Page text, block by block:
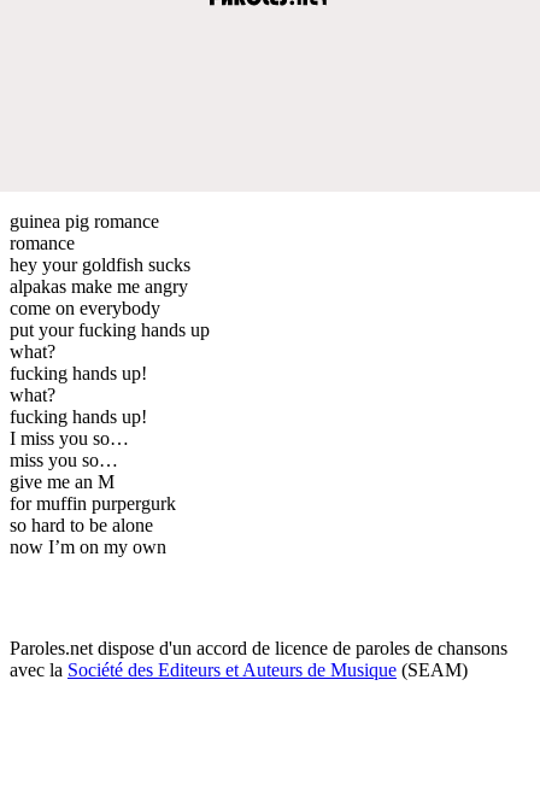
guinea pig romance
romance
hey your goldfish sucks
alpakas make me angry
come on everybody
put your fucking hands up
what?
fucking hands up!
what?
fucking hands up!
I miss you so…
miss you so…
give me an M
for muffin purpergurk
so hard to be alone
now I’m on my own
Paroles.net dispose d'un accord de licence de paroles de chansons
avec la Société des Editeurs et Auteurs de Musique (SEAM)